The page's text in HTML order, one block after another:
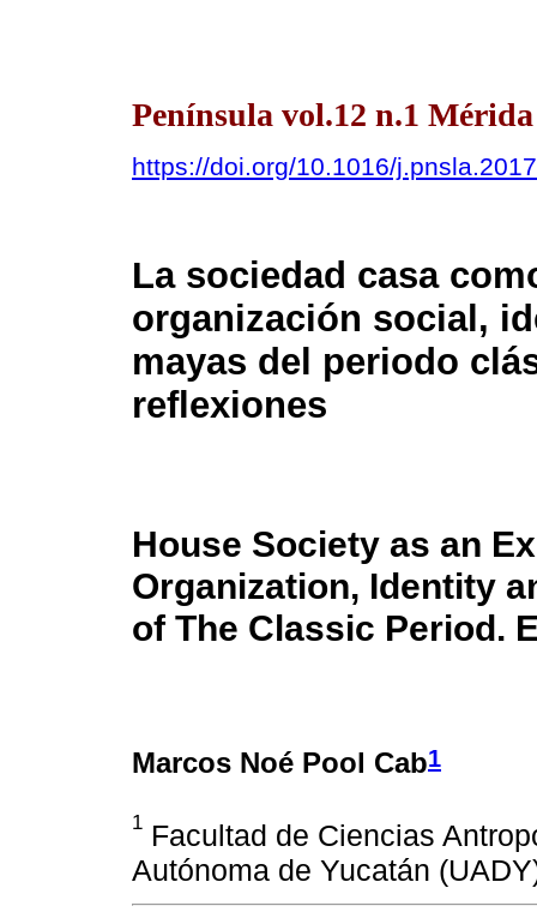
Península vol.12 n.1
https://doi.org/10.1016/
La sociedad casa
organización social,
mayas del periodo
reflexiones
House Society as an
Organization, Identity
of The Classic Period.
Marcos Noé Pool Cab1
1 Facultad de Ciencias
Autónoma de Yucatán